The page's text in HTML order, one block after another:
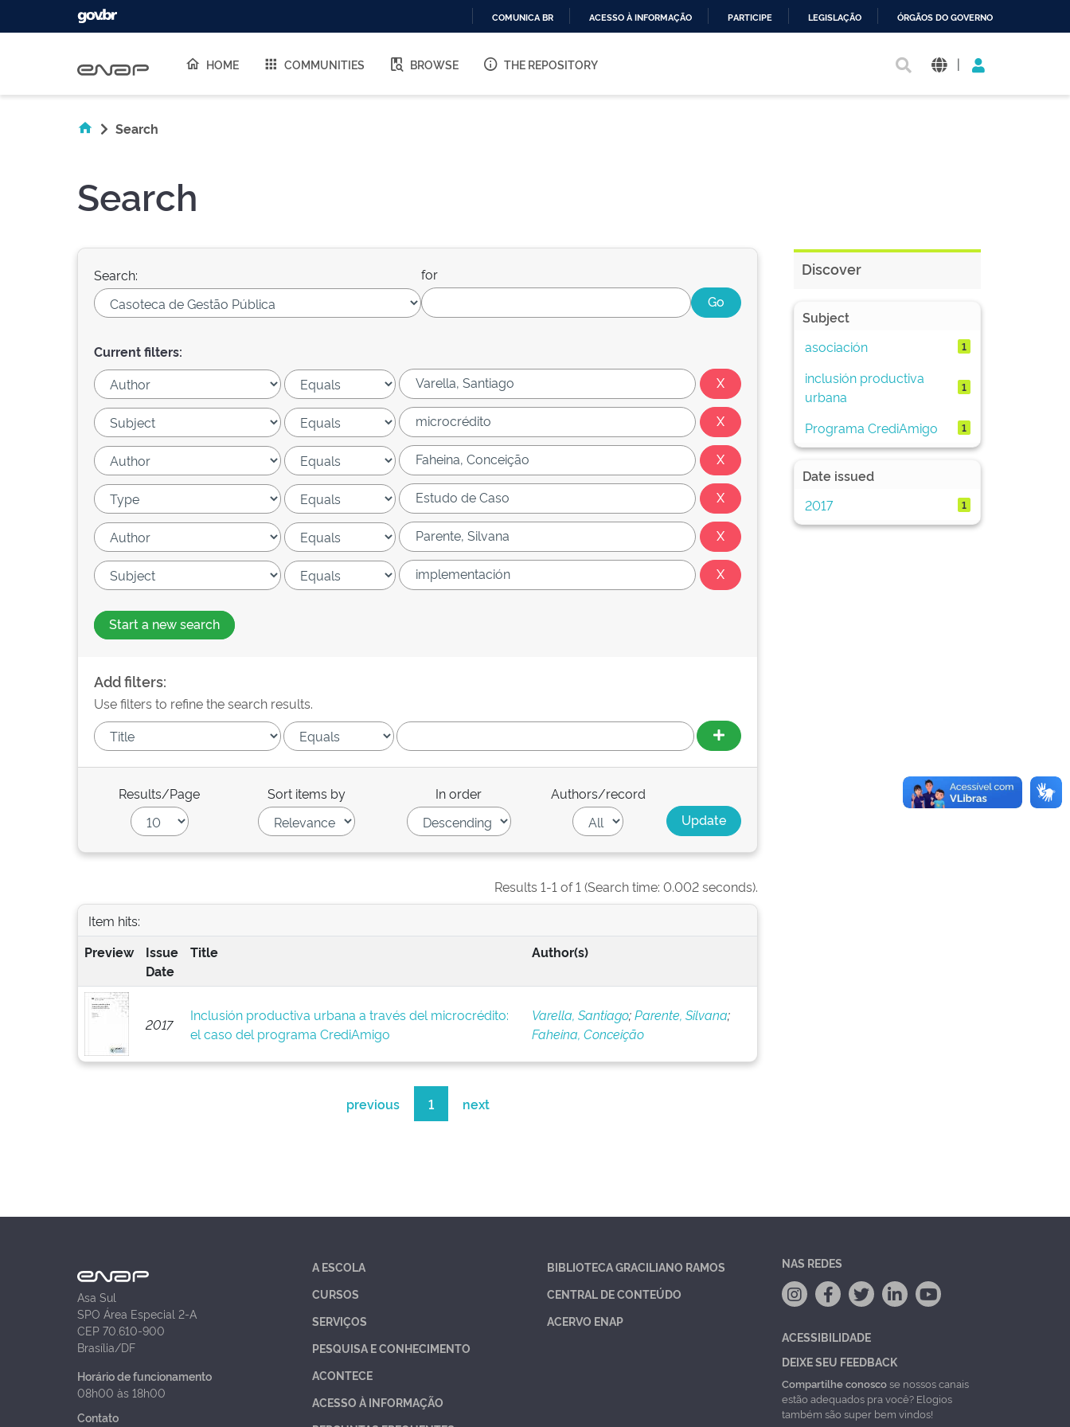
O
COMUNICA BR ACESSO À INFORMAÇÃO PARTICIPE LEGISLAÇÃO ÓRGÃOS DO GOVERNO
HOME COMMUNITIES BROWSE THE REPOSITORY |
Search
Search
Search: for
Current filters:
Start a new search
Add filters:
Use filters to refine the search results.
Results/Page Sort items by In order Authors/record
Results 1-1 of 1 (Search time: 0.002 seconds).
Item hits:
Preview
Issue
Date
Title Author(s)
2017
Inclusión productiva urbana a través del microcrédito:
el caso del programa CrediAmigo
Varella, Santiago;Parente, Silvana;
Faheina, Conceição
previous 1 next
Discover
Subject
asociación
1
inclusión productiva
urbana
1
Programa CrediAmigo 1
Date issued
2017
1
Asa Sul
SPO Área Especial 2-A
CEP 70.610-900
Brasília/DF
Horário de funcionamento
08h00 às 18h00
Contato
A ESCOLA
CURSOS
SERVIÇOS
PESQUISA E CONHECIMENTO
ACONTECE
ACESSO À INFORMAÇÃO
BIBLIOTECA GRACILIANO RAMOS
CENTRAL DE CONTEÚDO
ACERVO ENAP
NAS REDES
ACESSIBILIDADE
DEIXE SEU FEEDBACK
Compartilhe conoscose nossos canais
estão adequados pra você? Elogios
também são super bem vindos!